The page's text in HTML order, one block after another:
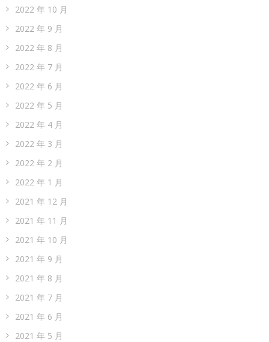
2022 年 10 月
2022 年 9 月
2022 年 8 月
2022 年 7 月
2022 年 6 月
2022 年 5 月
2022 年 4 月
2022 年 3 月
2022 年 2 月
2022 年 1 月
2021 年 12 月
2021 年 11 月
2021 年 10 月
2021 年 9 月
2021 年 8 月
2021 年 7 月
2021 年 6 月
2021 年 5 月